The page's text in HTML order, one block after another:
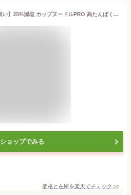
【お得な12個まとめ買い】25%減塩 カップヌードルPRO 高たんぱく&低糖質さらに塩分控えめ シーフード 12個セット｜減塩 減塩食品 塩分カット 食品 カップラーメン インスタントラーメン カップ麺 日清 ラーメン 健康 おいしい おすすめ ギフト プレゼント 母の日
ショップでみる
価格と在庫を楽天でチェック >>